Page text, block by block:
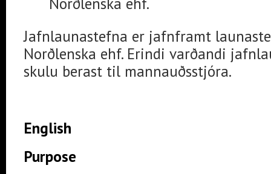
Jafnlaunastefna er jafnframt
Norðlenska ehf. Erindi varðandi
skulu berast til mannauðsstjóra.
English
Purpose